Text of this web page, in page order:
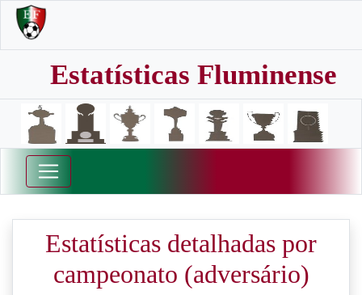
Estatísticas Fluminense
Estatísticas detalhadas por
campeonato (adversário)